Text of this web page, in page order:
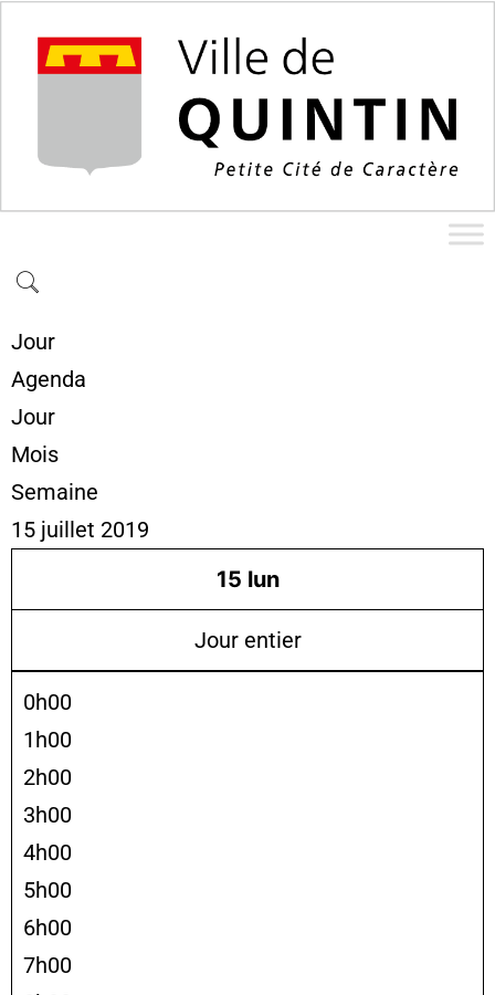
Jour
Agenda
Jour
Mois
Semaine
15 juillet 2019
15 lun
Jour entier
0h00
1h00
2h00
3h00
4h00
5h00
6h00
7h00